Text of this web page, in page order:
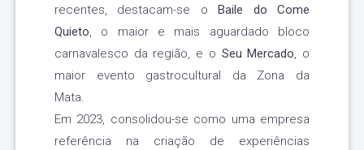
recentes, destacam-se oBaile do Come
Quieto, o maior e mais aguardado bloco
carnavalesco da região, e o Seu Mercado, o
maior evento gastrocultural da Zona da
Mata.
Em 2023, consolidou-se como uma empresa
referência na criação de experiências